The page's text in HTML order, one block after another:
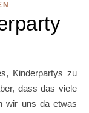
dass das viele
wir uns da etwas